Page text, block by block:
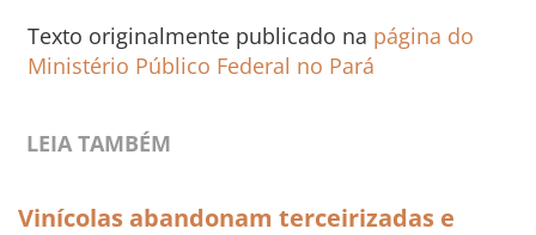
Texto originalmente publicado na página do
Ministério Público Federal no Pará
LEIA TAMBÉM
Vinícolas abandonam terceirizadas e